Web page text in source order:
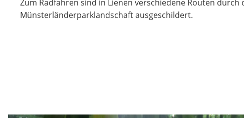
Zum Radfahren sind in Lienen verschiedene Routen durch
Münsterländerparklandschaft ausgeschildert.